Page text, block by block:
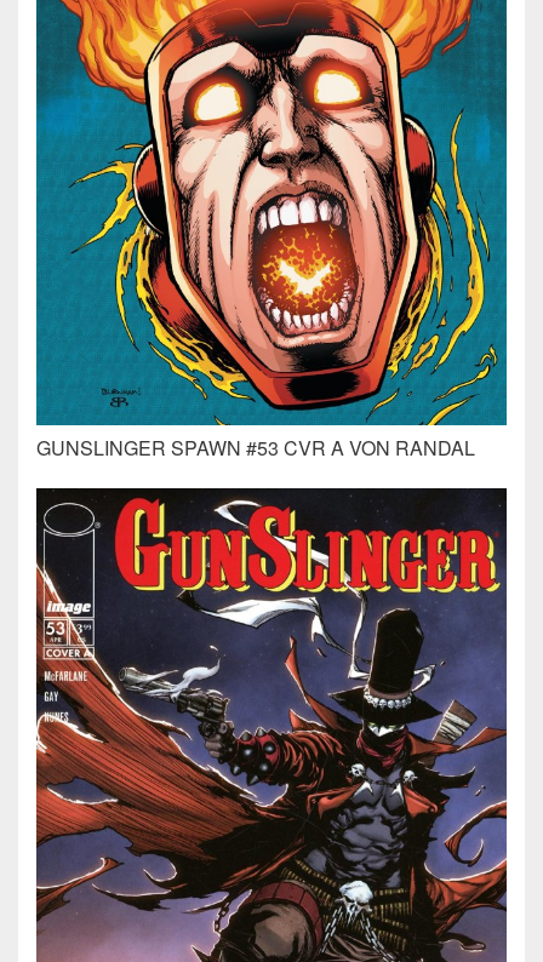
GUNSLINGER SPAWN #53 CVR A VON RANDAL